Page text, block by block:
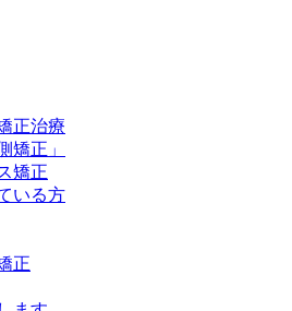
正治療
矯正」
矯正
いる方
正